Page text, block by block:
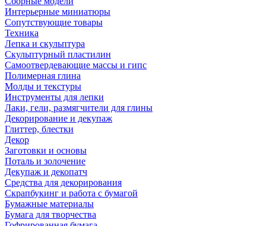
Интерьерные миниатюры
Сопутствующие товары
Техника
Лепка и скульптура
Скульптурный пластилин
Самоотвердевающие массы и гипс
Полимерная глина
Молды и текстуры
Инструменты для лепки
Лаки, гели, размягчители для глины
Декорирование и декупаж
Глиттер, блестки
Декор
Заготовки и основы
Поталь и золочение
Декупаж и декопатч
Средства для декорирования
Скрапбукинг и работа с бумагой
Бумажные материалы
Бумага для творчества